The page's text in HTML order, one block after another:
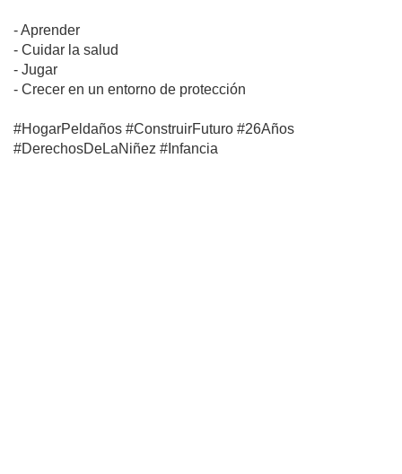
- Aprender
- Cuidar la salud
- Jugar
- Crecer en un entorno de protección
#HogarPeldaños #ConstruirFuturo #26Años
#DerechosDeLaNiñez #Infancia